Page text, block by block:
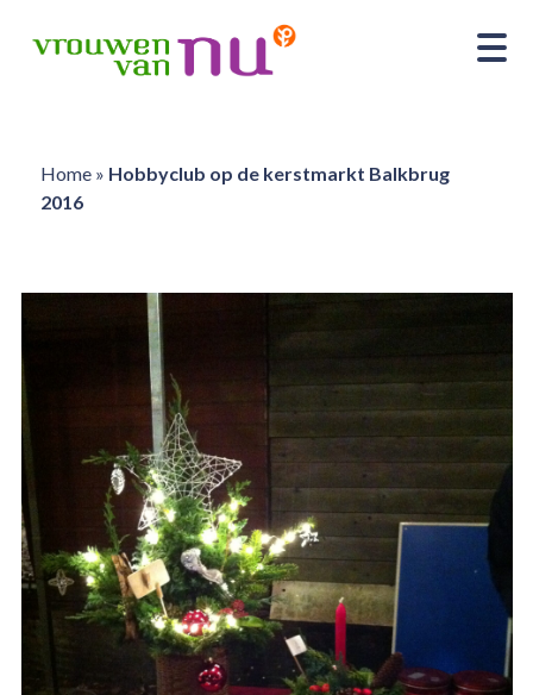
Home» Hobbyclub op de kerstmarkt Balkbrug
2016